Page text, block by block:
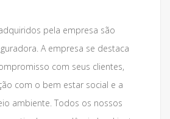
pela empresa são
A empresa se destaca
com seus clientes,
com o bem estar social e a
ambiente. Todos os nossos